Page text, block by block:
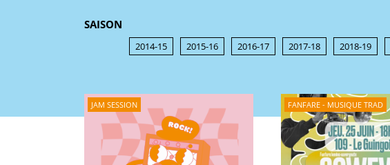
SAISON
2014-15 2015-16 2016-17 2017-18 2018-19
JAM SESSION FANFARE - MUSIQUE TRAD